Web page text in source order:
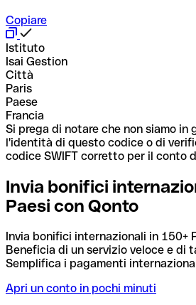
Copiare
Istituto
Isai Gestion
Città
Paris
Paese
Francia
Si prega di notare che non siamo in
l'identità di questo codice o di
codice SWIFT corretto per il conto
Invia bonifici
Paesi con Qonto
Invia bonifici internazionali in 150+
Beneficia di un servizio veloce e di
Semplifica i pagamenti
Apri un conto in pochi minuti